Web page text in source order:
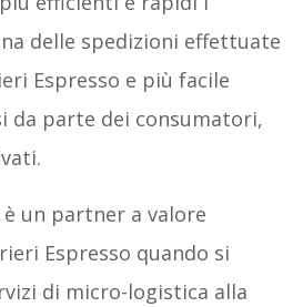
delle spedizioni effettuate
Espresso e più facile
da parte dei consumatori,
è un partner a valore
Espresso quando si
di micro-logistica alla